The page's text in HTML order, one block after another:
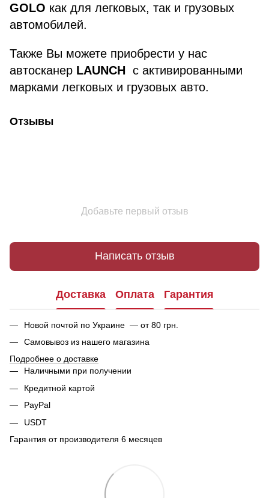
GOLO как для легковых, так и грузовых
автомобилей.
Также Вы можете приобрести у нас
автосканер LAUNCH с активированными
марками легковых и грузовых авто.
Отзывы
Добавьте первый отзыв
Написать отзыв
Доставка Оплата Гарантия
Новой почтой по Украине — от 80 грн.
Самовывоз из нашего магазина
Подробнее о доставке
Наличными при получении
Кредитной картой
PayPal
USDT
Гарантия от производителя 6 месяцев